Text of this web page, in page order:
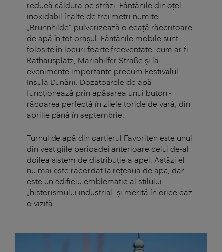
reducă căldura pe străzi. Fântânile din oțel
inoxidabil înalte de trei metri numite
„Brunnhilde” pulverizează o ceață răcoritoare
de apă în tot orașul. Fântânile mobile sunt
folosite în locuri foarte frecventate, cum ar fi
Rathausplatz, Mariahilfer Straße și la
evenimente importante precum Festivalul
Insula Dunării. Dozatoarele de apă
funcționează prin apăsarea unui buton -
răcoarea perfectă în zilele toride de vară, din
aprilie până în septembrie.
Turnul de apă din cartierul Favoriten este unul
din vestigiile perioadei anterioare celui de-al
doilea sistem de distribuţie a apei. Astăzi el
nu mai este racordat la reţeaua de apă, dar
este un edificiu emblematic al stilului
„historismului industrial" şi merită în orice caz
o vizită.